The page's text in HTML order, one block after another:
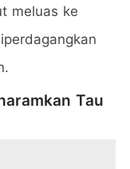
meluas ke
Tau